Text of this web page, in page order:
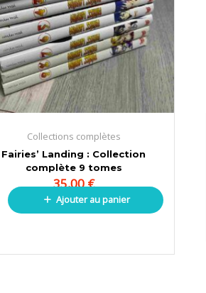
Collections complètes
Fairies’ Landing : Collection
complète 9 tomes
35,00€
Ajouter au panier